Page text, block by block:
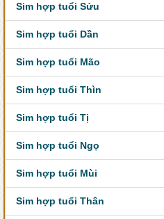
Sim hợp tuổi Sửu
Sim hợp tuổi Dần
Sim hợp tuổi Mão
Sim hợp tuổi Thìn
Sim hợp tuổi Tị
Sim hợp tuổi Ngọ
Sim hợp tuổi Mùi
Sim hợp tuổi Thân